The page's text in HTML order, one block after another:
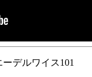
デルワイス101